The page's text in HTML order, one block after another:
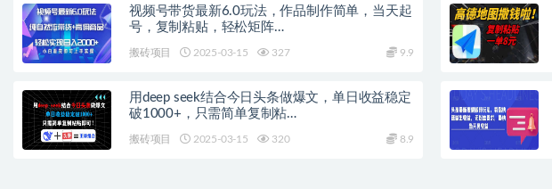
视频号带货最新6.0玩法，作品制作简单，当天起
号，复制粘贴，轻松矩阵…
搬砖项目 2025-03-15 327 9.9
用deep seek结合今日头条做爆文，单日收益稳定
破1000+，只需简单复制粘…
搬砖项目 2025-03-15 320 8.9